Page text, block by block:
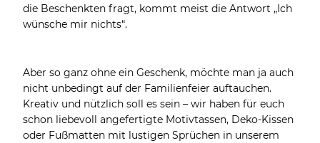
die Beschenkten fragt, kommt meist die Antwort „Ich
wünsche mir nichts“.
Aber so ganz ohne ein Geschenk, möchte man ja auch
nicht unbedingt auf der Familienfeier auftauchen.
Kreativ und nützlich soll es sein – wir haben für euch
schon liebevoll angefertigte Motivtassen, Deko-Kissen
oder Fußmatten mit lustigen Sprüchen in unserem